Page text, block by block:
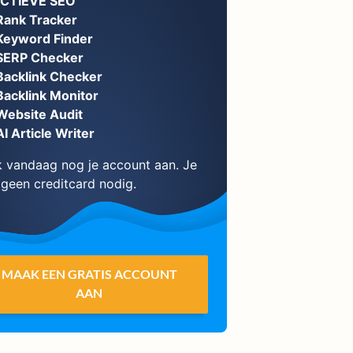
Tracker
Finder
Checker
Checker
Monitor
Audit
Article Writer
vandaag nog je account aan. Je
creditcard nodig.
MAAK EEN GRATIS ACCOUNT
AAN